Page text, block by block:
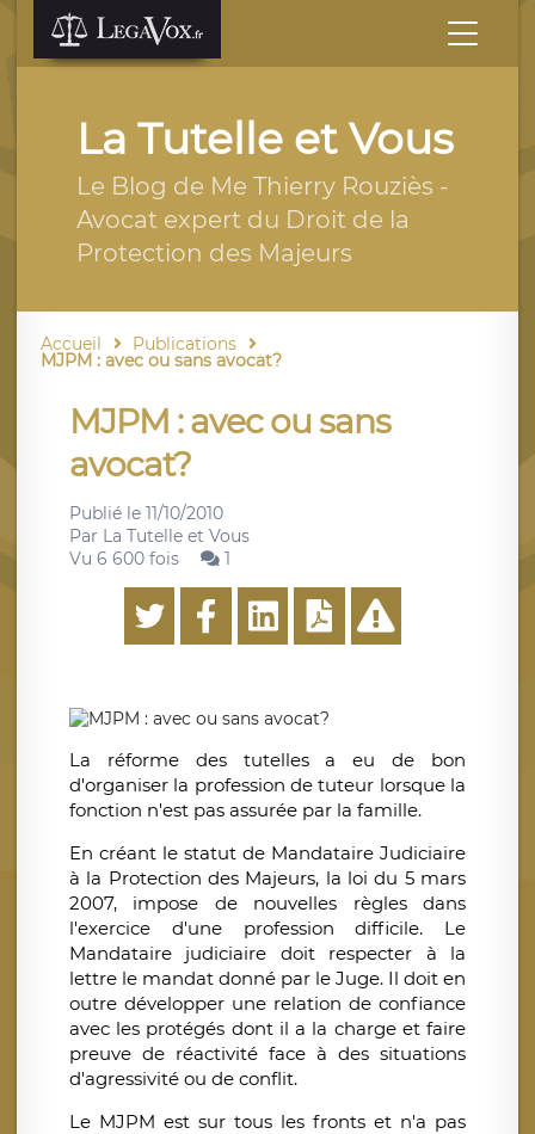
La Tutelle et Vous
Le Blog de Me Thierry Rouziès -
Avocat expert du Droit de la
Protection des Majeurs
Accueil Publications
MJPM : avec ou sans avocat?
MJPM : avec ou sans
avocat?
Publié le 11/10/2010
Par La Tutelle et Vous
Vu 6 600 fois
1
La réforme des tutelles a eu de bon
d'organiser la profession de tuteur lorsque la
fonction n'est pas assurée par la famille.
En créant le statut de Mandataire Judiciaire
à la Protection des Majeurs, la loi du 5 mars
2007, impose de nouvelles règles dans
l'exercice d'une profession difficile. Le
Mandataire judiciaire doit respecter à la
lettre le mandat donné par le Juge. Il doit en
outre développer une relation de confiance
avec les protégés dont il a la charge et faire
preuve de réactivité face à des situations
d'agressivité ou de conflit.
Le MJPM est sur tous les fronts et n'a pas